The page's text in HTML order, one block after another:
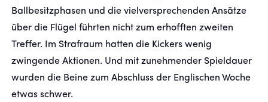
Ballbesitzphasen und die vielversprechenden Ansätze
über die Flügel führten nicht zum erhofften zweiten
Treffer. Im Strafraum hatten die Kickers wenig
zwingende Aktionen. Und mit zunehmender Spieldauer
wurden die Beine zum Abschluss der Englischen Woche
etwas schwer.